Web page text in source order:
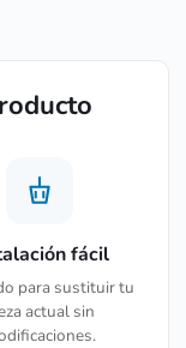
fácil
para sustituir tu
actual sin